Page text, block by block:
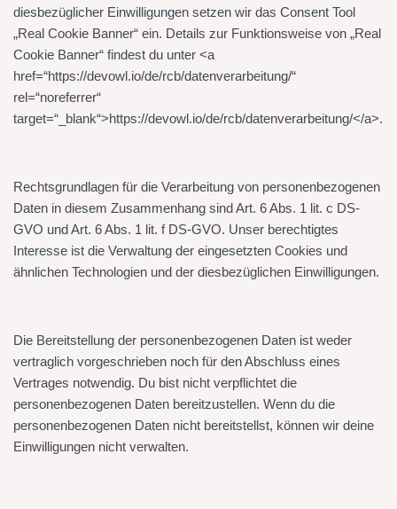
diesbezüglicher Einwilligungen setzen wir das Consent Tool
„Real Cookie Banner“ ein. Details zur Funktionsweise von „Real
Cookie Banner“ findest du unter <a
href=“https://devowl.io/de/rcb/datenverarbeitung/“
rel=“noreferrer“
target=“_blank“>https://devowl.io/de/rcb/datenverarbeitung/</a>.
Rechtsgrundlagen für die Verarbeitung von personenbezogenen
Daten in diesem Zusammenhang sind Art. 6 Abs. 1 lit. c DS-
GVO und Art. 6 Abs. 1 lit. f DS-GVO. Unser berechtigtes
Interesse ist die Verwaltung der eingesetzten Cookies und
ähnlichen Technologien und der diesbezüglichen Einwilligungen.
Die Bereitstellung der personenbezogenen Daten ist weder
vertraglich vorgeschrieben noch für den Abschluss eines
Vertrages notwendig. Du bist nicht verpflichtet die
personenbezogenen Daten bereitzustellen. Wenn du die
personenbezogenen Daten nicht bereitstellst, können wir deine
Einwilligungen nicht verwalten.